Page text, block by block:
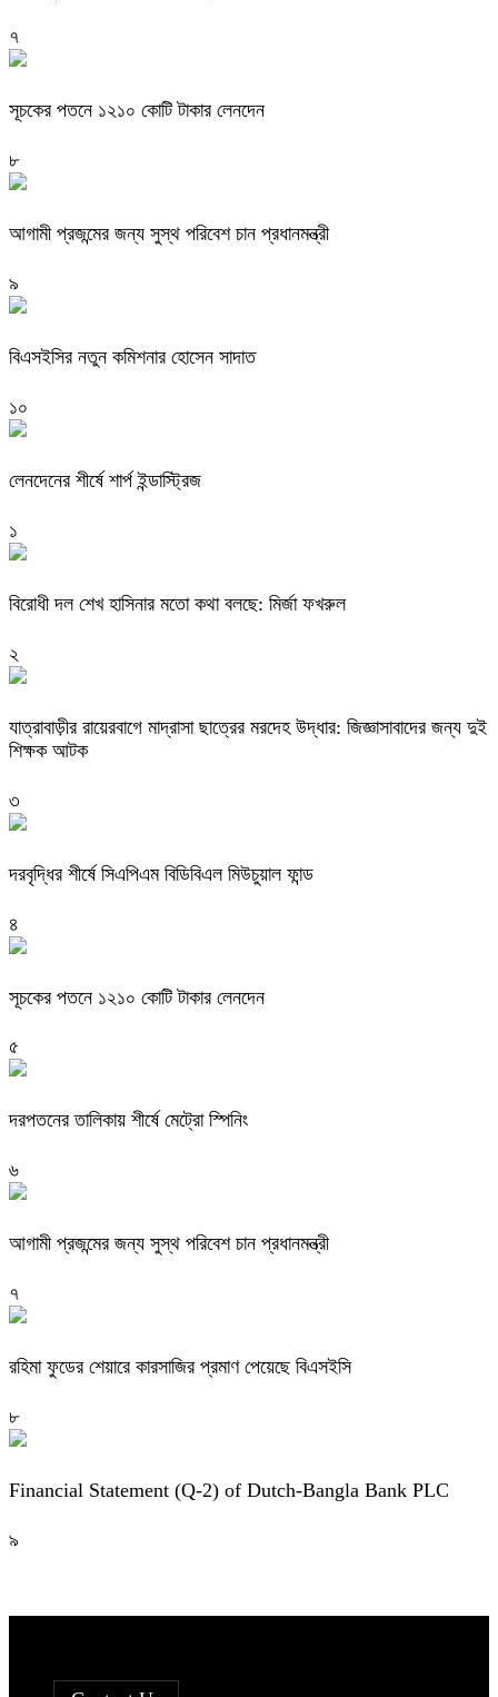
৭
সূচকের পতনে ১২১০ কোটি টাকার লেনদেন
৮
আগামী প্রজন্মের জন্য সুস্থ পরিবেশ চান প্রধানমন্ত্রী
৯
বিএসইসির নতুন কমিশনার হোসেন সাদাত
১০
লেনদেনের শীর্ষে শার্প ইন্ডাস্ট্রিজ
১
বিরোধী দল শেখ হাসিনার মতো কথা বলছে: মির্জা ফখরুল
২
যাত্রাবাড়ীর রায়েরবাগে মাদ্রাসা ছাত্রের মরদেহ উদ্ধার: জিজ্ঞাসাবাদের জন্য দুই
শিক্ষক আটক
৩
দরবৃদ্ধির শীর্ষে সিএপিএম বিডিবিএল মিউচুয়াল ফান্ড
৪
সূচকের পতনে ১২১০ কোটি টাকার লেনদেন
৫
দরপতনের তালিকায় শীর্ষে মেট্রো স্পিনিং
৬
আগামী প্রজন্মের জন্য সুস্থ পরিবেশ চান প্রধানমন্ত্রী
৭
রহিমা ফুডের শেয়ারে কারসাজির প্রমাণ পেয়েছে বিএসইসি
৮
Financial Statement (Q-2) of Dutch-Bangla Bank PLC
৯